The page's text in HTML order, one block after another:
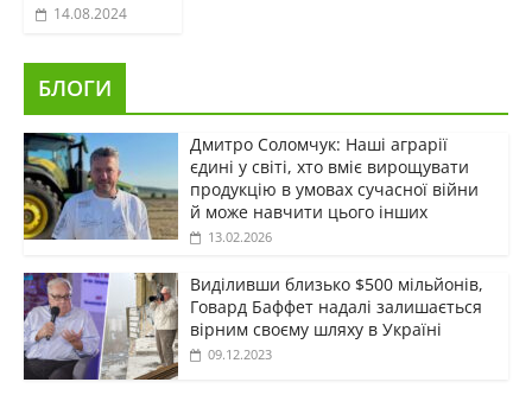
14.08.2024
БЛОГИ
Дмитро Соломчук: Наші аграрії
єдині у світі, хто вміє вирощувати
продукцію в умовах сучасної війни
й може навчити цього інших
13.02.2026
Виділивши близько $500 мільйонів,
Говард Баффет надалі залишається
вірним своєму шляху в Україні
09.12.2023